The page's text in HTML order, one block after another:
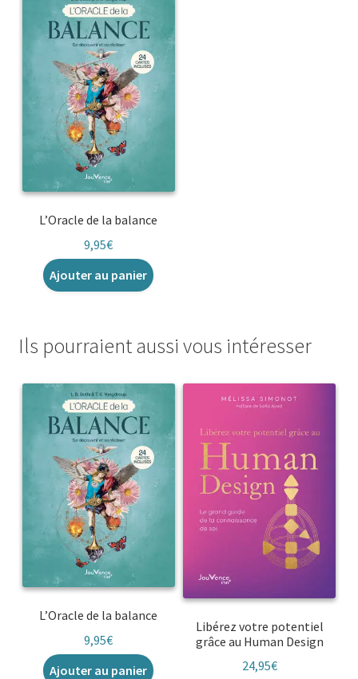
L’Oracle de la balance
9,95€
Ajouter au panier
Ils pourraient aussi vous intéresser
L’Oracle de la balance
9,95€
Ajouter au panier
Libérez votre potentiel
grâce au Human Design
24,95€